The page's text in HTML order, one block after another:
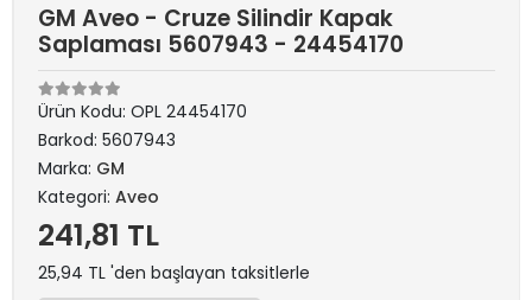
GM Aveo - Cruze Silindir Kapak
Saplaması 5607943 - 24454170
Ürün Kodu: OPL 24454170
Barkod: 5607943
Marka: GM
Kategori: Aveo
241,81 TL
25,94 TL 'den başlayan taksitlerle